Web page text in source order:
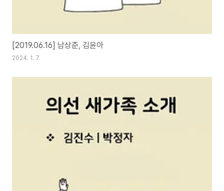
[2019.06.16] 남상준, 김윤아
2024. 1. 7.